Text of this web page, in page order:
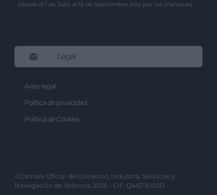
(desde el 1 de Julio al 15 de Septiembre sólo por las mañanas)
Legal
Aviso legal
Política de privacidad
Política de Cookies
©Cámara Oficial de Comercio, Industria, Servicios y
Navegación de Valencia 2025 – CIF: Q4673002D